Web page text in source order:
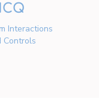
ICQ
Interactions
Controls